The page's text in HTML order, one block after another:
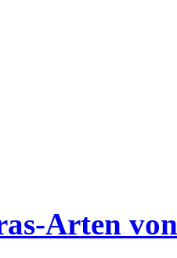
Arten